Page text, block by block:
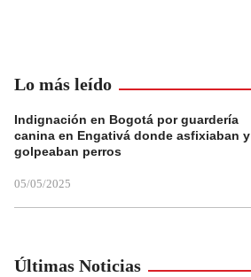
Lo más leído
Indignación en Bogotá por guardería
canina en Engativá donde asfixiaban y
golpeaban perros
05/05/2025
Últimas Noticias